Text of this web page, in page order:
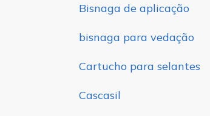
Bisnaga de aplicação
bisnaga para vedação
Cartucho para selantes
Cascasil